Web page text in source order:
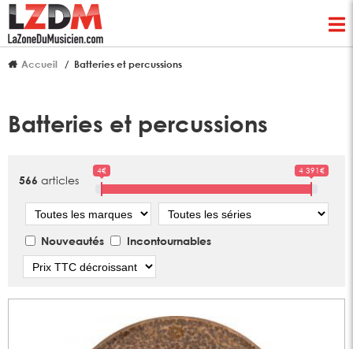
Accueil Batteries et percussions
Batteries et percussions
566 articles
4€ 4 391€
Marque Série
Nouveautés
Incontournables